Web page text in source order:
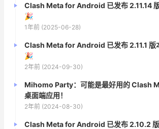
Clash Meta for Android 已发布 2.11.14 版
🎉
1年前 (2025-06-28)
Clash Meta for Android 已发布 2.11.1 版
🎉
2年前 (2024-09-30)
Mihomo Party：可能是最好用的 Clash
桌面端应用！
2年前 (2024-08-30)
Clash Meta for Android 已发布 2.10.2 版